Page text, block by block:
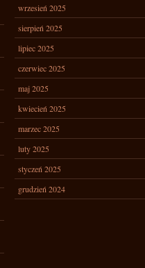
wrzesień 2025
sierpień 2025
lipiec 2025
czerwiec 2025
maj 2025
kwiecień 2025
marzec 2025
luty 2025
styczeń 2025
grudzień 2024